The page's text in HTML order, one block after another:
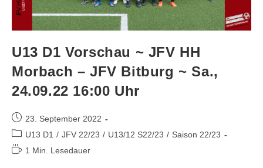
U13 D1 Vorschau ~ JFV HH
Morbach – JFV Bitburg ~ Sa.,
24.09.22 16:00 Uhr
23. September 2022
U13 D1 / JFV 22/23 / U13/12 S22/23 / Saison 22/23
1 Min. Lesedauer